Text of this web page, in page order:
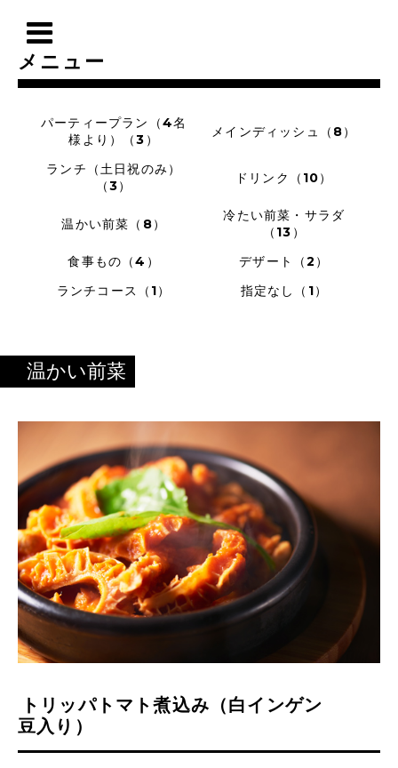
メニュー
パーティープラン（4名
様より）（3）
メインディッシュ（8）
ランチ（土日祝のみ）
（3）
ドリンク（10）
温かい前菜（8）
冷たい前菜・サラダ
（13）
食事もの（4）
デザート（2）
ランチコース（1）
指定なし（1）
温かい前菜
トリッパトマト煮込み（白インゲン
豆入り）